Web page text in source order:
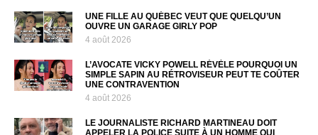
UNE FILLE AU QUÉBEC VEUT QUE QUELQU’UN
OUVRE UN GARAGE GIRLY POP
4 août 2026
L’AVOCATE VICKY POWELL RÉVÈLE POURQUOI UN
SIMPLE SAPIN AU RÉTROVISEUR PEUT TE COÛTER
UNE CONTRAVENTION
4 août 2026
LE JOURNALISTE RICHARD MARTINEAU DOIT
APPELER LA POLICE SUITE À UN HOMME QUI